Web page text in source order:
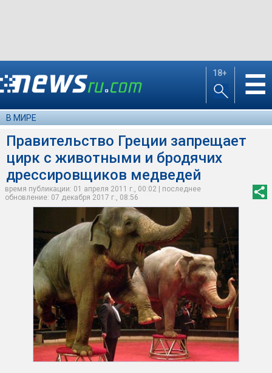
18+ ☰
В МИРЕ
Правительство Греции запрещает
цирк с животными и бродячих
дрессировщиков медведей
время публикации: 01 апреля 2011 г., 00:02 | последнее
обновление: 07 декабря 2017 г., 08:56